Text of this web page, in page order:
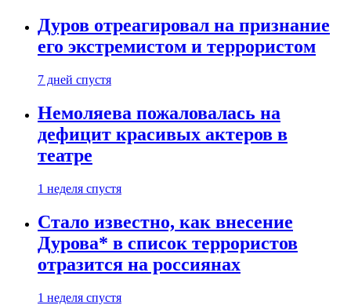
Дуров отреагировал на признание
его экстремистом и террористом
7 дней спустя
Немоляева пожаловалась на
дефицит красивых актеров в
театре
1 неделя спустя
Стало известно, как внесение
Дурова* в список террористов
отразится на россиянах
1 неделя спустя